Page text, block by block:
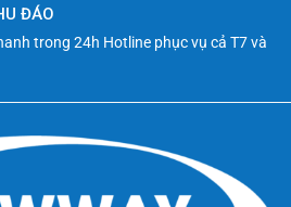
ĐÁO
trong 24h Hotline phục vụ cả T7 và